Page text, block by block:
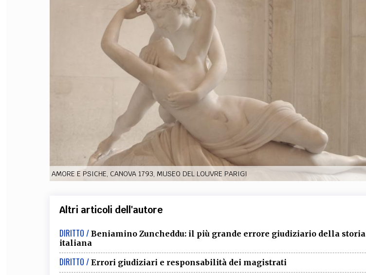
FILODIRITTO COMITATO SCIENTIFICO
RUBRICHE
AMORE E PSICHE, CANOVA 1793, MUSEO DEL LOUVRE PARIGI
Altri articoli dell'autore
DIRITTO / Beniamino Zuncheddu: il più grande errore giudiziario della storia
italiana
DIRITTO / Errori giudiziari e responsabilità dei magistrati